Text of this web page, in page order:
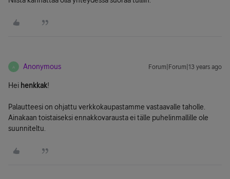
A Anonymous Forum|Forum|13 years ago
Hei henkkak!
Palautteesi on ohjattu verkkokaupastamme vastaavalle taholle.
Ainakaan toistaiseksi ennakkovarausta ei tälle puhelinmallille ole
suunniteltu.